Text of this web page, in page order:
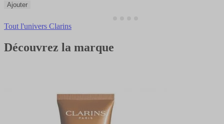
Ajouter
Tout l'univers Clarins
Découvrez la marque